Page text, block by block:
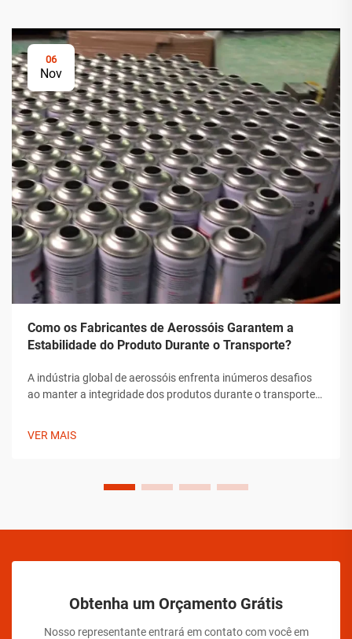
06
Nov
Como os Fabricantes de Aerossóis Garantem a
Estabilidade do Produto Durante o Transporte?
A indústria global de aerossóis enfrenta inúmeros desafios
ao manter a integridade dos produtos durante o transporte.
VER MAIS
Obtenha um Orçamento Grátis
Nosso representante entrará em contato com você em